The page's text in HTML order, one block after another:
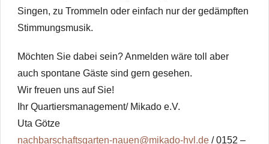
beteiligen
wollten.
Singen, zu Trommeln oder einfach nur der gedämpften
Stimmungsmusik.
Möchten Sie dabei sein? Anmelden wäre toll aber
auch spontane Gäste sind gern gesehen.
Wir freuen uns auf Sie!
Ihr Quartiersmanagement/ Mikado e.V.
Uta Götze
nachbarschaftsgarten-nauen@mikado-hvl.de/ 0152 –